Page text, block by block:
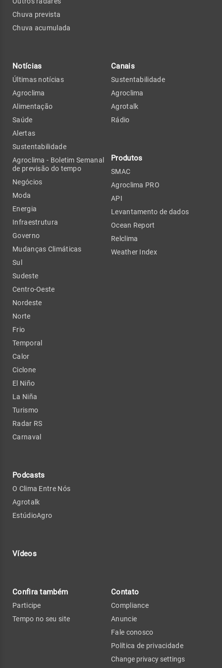
Chuva prevista
Chuva acumulada
Notícias
Últimas notícias
Agroclima
Alimentação
Saúde
Alertas
Sustentabilidade
Agroclima - Boletim Semanal
de previsão do tempo
Negócios
Moda
Energia
Infraestrutura
Governo
Mudanças Climáticas
Sul
Sudeste
Centro-Oeste
Nordeste
Norte
Frio
Temporal
Calor
Ciclone
El Niño
La Niña
Turismo
Radar RS
Carnaval
Podcasts
O Clima Entre Nós
Agrotalk
EstúdioAgro
Vídeos
Canais
Sustentabilidade
Agroclima
Agrotalk
Rádio
Produtos
SMAC
Agroclima PRO
API
Levantamento de dados
Ocean Report
Relclima
Weather Index
Confira também
Participe
Tempo no seu site
Contato
Compliance
Anuncie
Fale conosco
Política de privacidade
Change privacy settings